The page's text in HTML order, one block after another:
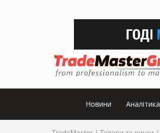
Новини Аналітика